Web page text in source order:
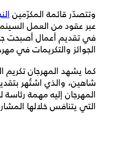
وتتصدّر قائمة المكرّمين
عبر عقود من العمل
في تقديم أعمال أصبحت
الجوائز والتكريمات في
كما يشهد المهرجان
شاهين، والذي اشتُهر
المهرجان إليه مهمة رئاسة
التي يتنافس خلالها